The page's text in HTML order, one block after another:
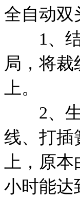
全自动双
1、结
局，将
上。
2、生
线、打插
上，原
小时能达